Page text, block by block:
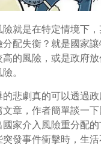
就是在特定情境下
配失衡？就是國家
的風險，或是政府
。
悲劇真的可以透過
章，作者簡單談一
家介入風險重分配
發事件衝擊時，生